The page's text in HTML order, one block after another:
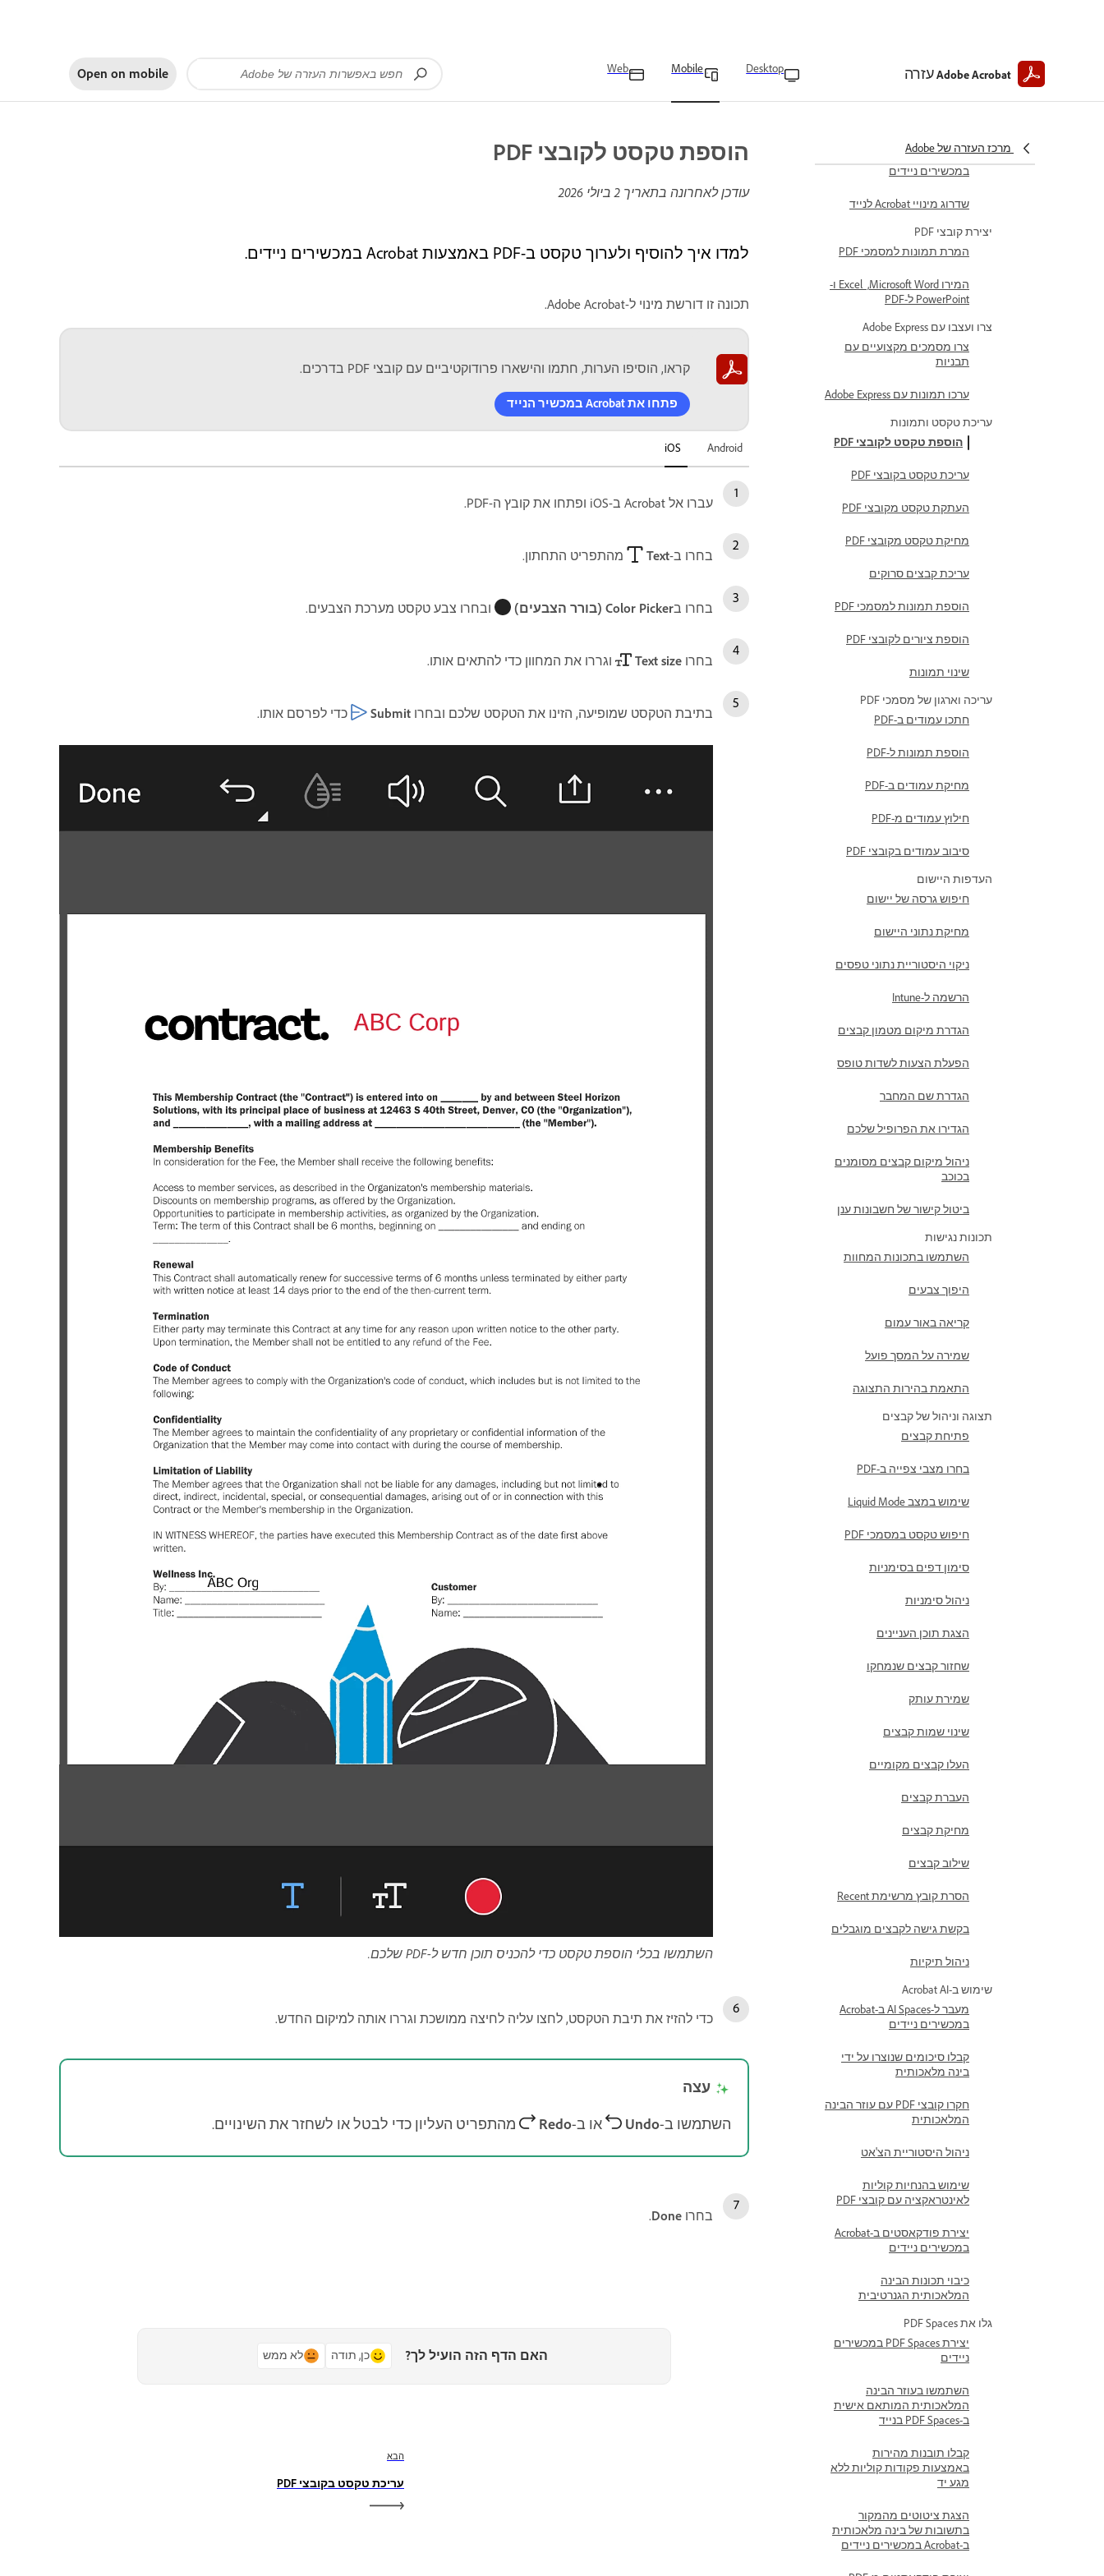
Adobe Acrobatעזרה Desktop
Mobile
Web
Open on mobile
מרכז העזרה של Adobe
במכשירים ניידים
שדרוג מינויי Acrobat לנייד
יצירת קובצי PDF
המרת תמונות למסמכי PDF
המירו Microsoft Word, ‏ Excel ו-
PowerPoint ל-PDF
צרו ועצבו עם Adobe Express
צרו מסמכים מקצועיים עם
תבניות
ערכו תמונות עם Adobe Express
עריכת טקסט ותמונות
הוספת טקסט לקובצי PDF
עריכת טקסט בקובצי PDF
העתקת טקסט מקובצי PDF
מחיקת טקסט מקובצי PDF
עריכת קבצים סרוקים
הוספת תמונות למסמכי PDF
הוספת ציורים לקובצי PDF
שינוי תמונות
עריכה וארגון של מסמכי PDF
חתכו עמודים ב-PDF
הוספת תמונות ל-PDF
מחיקת עמודים ב-PDF
חילוץ עמודים מ-PDF
סיבוב עמודים בקובצי PDF
העדפות היישום
חיפוש גרסה של יישום
מחיקת נתוני היישום
ניקוי היסטוריית נתוני טפסים
הרשמה ל-Intune
הגדרת מיקום מטמון קבצים
הפעלת הצעות לשדות טופס
הגדרת שם המחבר
הגדירו את הפרופיל שלכם
ניהול מיקום קבצים מסומנים
בכוכב
ביטול קישור של חשבונות ענן
תכונות נגישות
השתמשו בתכונות המחוות
היפוך צבעים
קריאה באור עמום
שמירה על המסך פועל
התאמת בהירות התצוגה
תצוגה וניהול של קבצים
פתיחת קבצים
בחרו מצבי צפייה ב-PDF
שימוש במצב Liquid Mode
חיפוש טקסט במסמכי PDF
סימון דפים בסימניות
ניהול סימניות
הצגת תוכן העניינים
שחזור קבצים שנמחקו
שמירת עותק
שינוי שמות קבצים
העלו קבצים מקומיים
העברת קבצים
מחיקת קבצים
שילוב קבצים
הסרת קובץ מרשימת Recent
בקשת גישה לקבצים מוגבלים
ניהול תיקיות
שימוש ב-Acrobat AI
מעבר ל-AI Spaces ב-Acrobat
במכשירים ניידים
קבלו סיכומים שנוצרו על ידי
בינה מלאכותית
חקרו קובצי PDF עם עוזר הבינה
המלאכותית
ניהול היסטוריית הצ'אט
שימוש בהנחיות קוליות
לאינטראקציה עם קובצי PDF
יצירת פודקאסטים ב-Acrobat
במכשירים ניידים
כיבוי תכונות הבינה
המלאכותית הגנרטיבית
גלו את PDF Spaces
יצירת PDF Spaces במכשירים
ניידים
השתמשו בעוזר הבינה
המלאכותית המותאם אישית
ב-PDF Spaces בנייד
קבלו תובנות מהירות
באמצעות פקודות קוליות ללא
מגע יד
הצגת ציטוטים מהמקור
בתשובות של בינה מלאכותית
ב-Acrobat במכשירים ניידים
הוספת טקסט לקובצי PDF
עודכן לאחרונה בתאריך 2 ביולי 2026
למדו איך להוסיף ולערוך טקסט ב-PDF באמצעות Acrobat במכשירים ניידים.
תכונה זו דורשת מינוי ל-Adobe Acrobat.
קראו, הוסיפו הערות, חתמו והישארו פרודוקטיביים עם קובצי PDF בדרכים.
פתחו את Acrobat במכשיר הנייד
Android
iOS‏
עברו אל Acrobat ב-iOS ופתחו את קובץ ה-PDF.
בחרו ב-Text מהתפריט התחתון.
בחרו בColor Picker (בורר הצבעים) ובחרו צבע טקסט מערכת הצבעים.
בחרו Text size וגררו את המחוון כדי להתאים אותו.
בתיבת הטקסט שמופיעה, הזינו את הטקסט שלכם ובחרו Submit כדי לפרסם אותו.
השתמשו בכלי הוספת טקסט כדי להכניס תוכן חדש ל-PDF שלכם.
כדי להזיז את תיבת הטקסט, לחצו עליה לחיצה ממושכת וגררו אותה למיקום החדש.
עצה
השתמשו ב-Undo או ב-Redo מהתפריט העליון כדי לבטל או לשחזר את השינויים.
בחרו Done
.
האם הדף הזה הועיל לך? כן, תודה לא ממש
הבא
עריכת טקסט בקובצי PDF